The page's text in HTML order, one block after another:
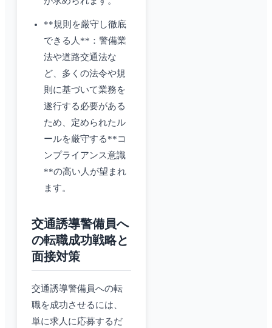
**規則を厳守し徹底
できる人**：警備業
法や道路交通法な
ど、多くの法令や規
則に基づいて業務を
遂行する必要がある
ため、定められたル
ールを厳守する**コ
ンプライアンス意識
**の高い人が望まれ
ます。
交通誘導警備員へ
の転職成功戦略と
面接対策
交通誘導警備員への転
職を成功させるには、
単に求人に応募するだ